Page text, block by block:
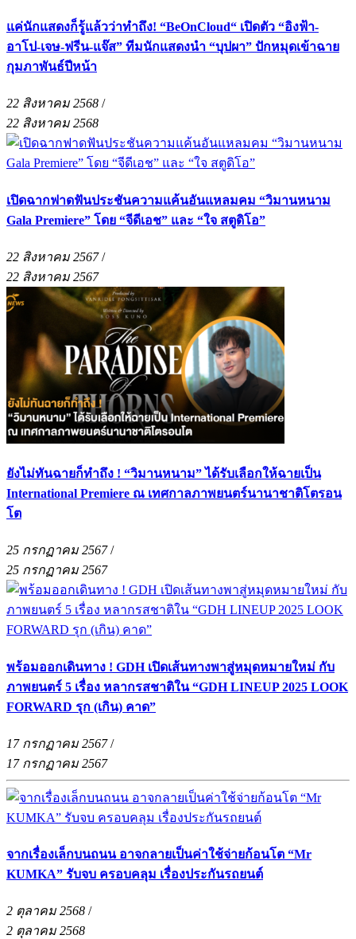
แค่นักแสดงก็รู้แล้วว่าทำถึง! “BeOnCloud“ เปิดตัว “อิงฟ้า-
อาโป-เจษ-ฟรีน-แจ๊ส” ทีมนักแสดงนำ “บุปผา” ปักหมุดเข้าฉาย
กุมภาพันธ์ปีหน้า
22 สิงหาคม 2568 /
22 สิงหาคม 2568
เปิดฉากฟาดฟันประชันความแค้นอันแหลมคม “วิมานหนาม
Gala Premiere” โดย “จีดีเอช” และ “ใจ สตูดิโอ”
22 สิงหาคม 2567/
22 สิงหาคม 2567
ยังไม่ทันฉายก็ทำถึง ! “วิมานหนาม” ได้รับเลือกให้ฉายเป็น
International Premiere ณ เทศกาลภาพยนตร์นานาชาติโตรอน
โต
25 กรกฏาคม 2567/
25 กรกฏาคม 2567
พร้อมออกเดินทาง ! GDH เปิดเส้นทางพาสู่หมุดหมายใหม่ กับ
ภาพยนตร์ 5 เรื่อง หลากรสชาติใน “GDH LINEUP 2025 LOOK
FORWARD รุก (เกิน) คาด”
17 กรกฏาคม 2567/
17 กรกฏาคม 2567
จากเรื่องเล็กบนถนน อาจกลายเป็นค่าใช้จ่ายก้อนโต “Mr
KUMKA” รับจบ ครอบคลุม เรื่องประกันรถยนต์
2 ตุลาคม 2568 /
2 ตุลาคม 2568